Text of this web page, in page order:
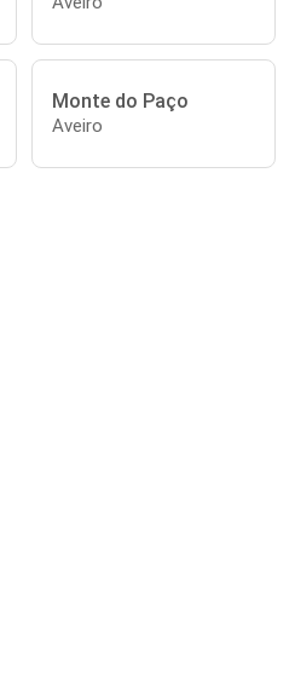
Monte do Paço
Aveiro